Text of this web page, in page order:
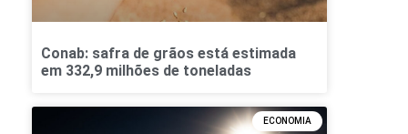
Conab: safra de grãos está estimada
em 332,9 milhões de toneladas
ECONOMIA